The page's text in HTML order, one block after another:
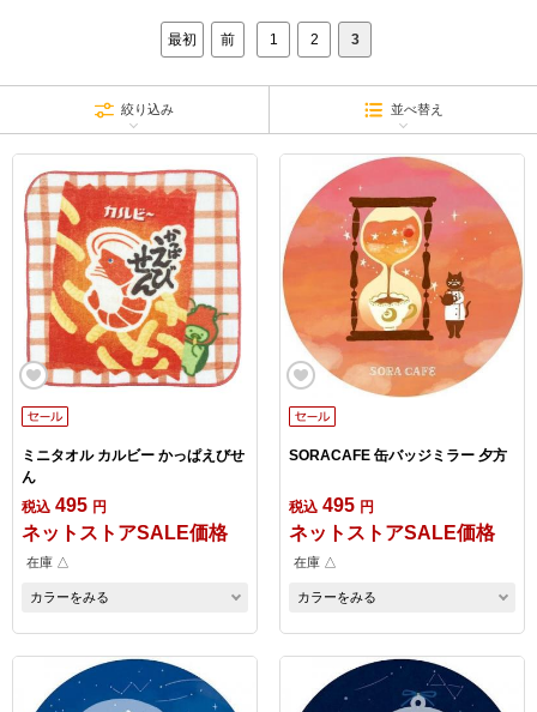
最初 前 1 2 3
絞り込み 並べ替え
ミニタオル カルビー かっぱえびせ
ん
税込 495 円
ネットストアSALE価格
在庫 △
カラーをみる
SORACAFE 缶バッジミラー 夕方
税込 495 円
ネットストアSALE価格
在庫 △
カラーをみる